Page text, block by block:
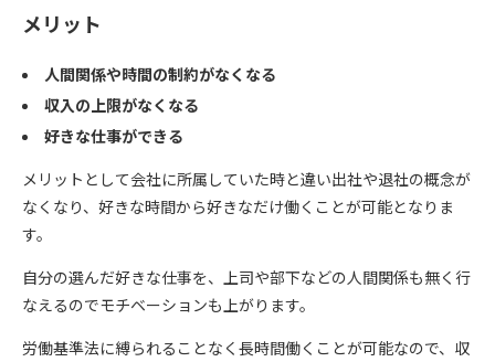
メリット
人間関係や時間の制約がなくなる
収入の上限がなくなる
好きな仕事ができる
メリットとして会社に所属していた時と違い出社や退社の概念が
なくなり、好きな時間から好きなだけ働くことが可能となりま
す。
自分の選んだ好きな仕事を、上司や部下などの人間関係も無く行
なえるのでモチベーションも上がります。
労働基準法に縛られることなく長時間働くことが可能なので、収